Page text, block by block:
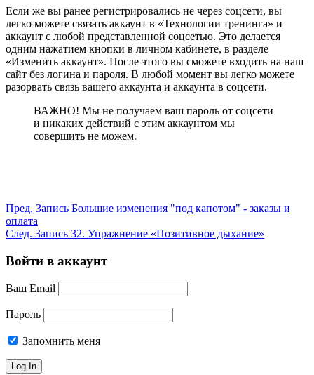
Если же вы ранее регистрировались не через соцсети, вы
легко можете связать аккаунт в «Технологии тренинга» и
аккаунт с любой представленной соцсетью. Это делается
одним нажатием кнопки в личном кабинете, в разделе
«Изменить аккаунт». После этого вы сможете входить на наш
сайт без логина и пароля. В любой момент вы легко можете
разорвать связь вашего аккаунта и аккаунта в соцсети.
ВАЖНО! Мы не получаем ваш пароль от соцсети
и никаких действий с этим аккаунтом мы
совершить не можем.
Пред. Запись Большие изменения "под капотом" - заказы и
оплата
След. Запись 32. Упражнение «Позитивное дыхание»
Войти в аккаунт
Ваш Email
Пароль
Запомнить меня